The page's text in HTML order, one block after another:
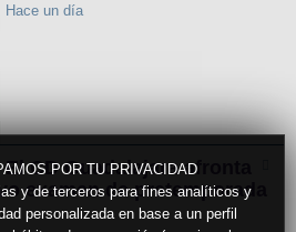
POR TU PRIVACIDAD
y de terceros para fines analíticos y
personalizada en base a un perfil
Hace un día
El CD Guadalajara afronta
examen de pretemporada